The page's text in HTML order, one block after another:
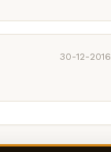
30-12-2016